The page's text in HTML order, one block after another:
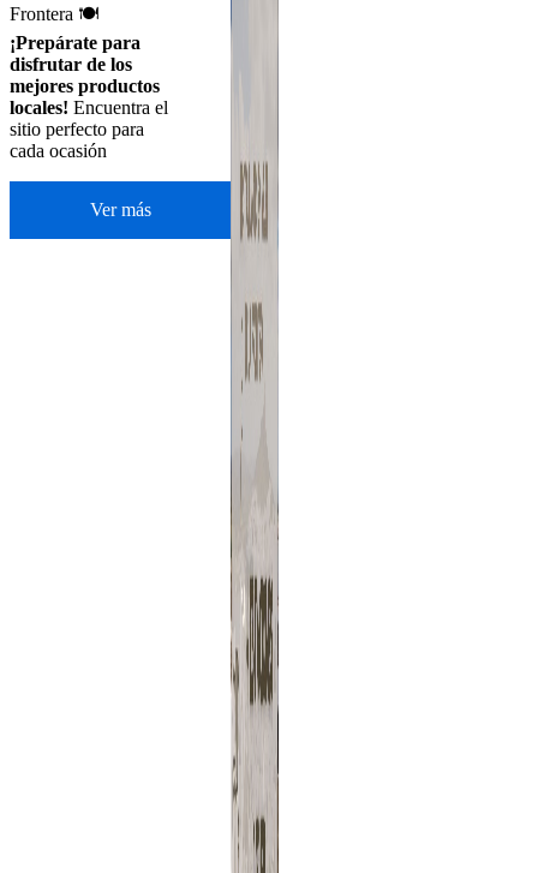
Frontera 🍽
¡Prepárate para
disfrutar de los
mejores productos
locales! Encuentra el
sitio perfecto para
cada ocasión
Ver más